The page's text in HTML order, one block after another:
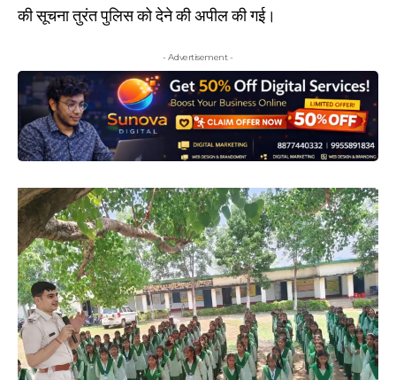
की सूचना तुरंत पुलिस को देने की अपील की गई।
- Advertisement -